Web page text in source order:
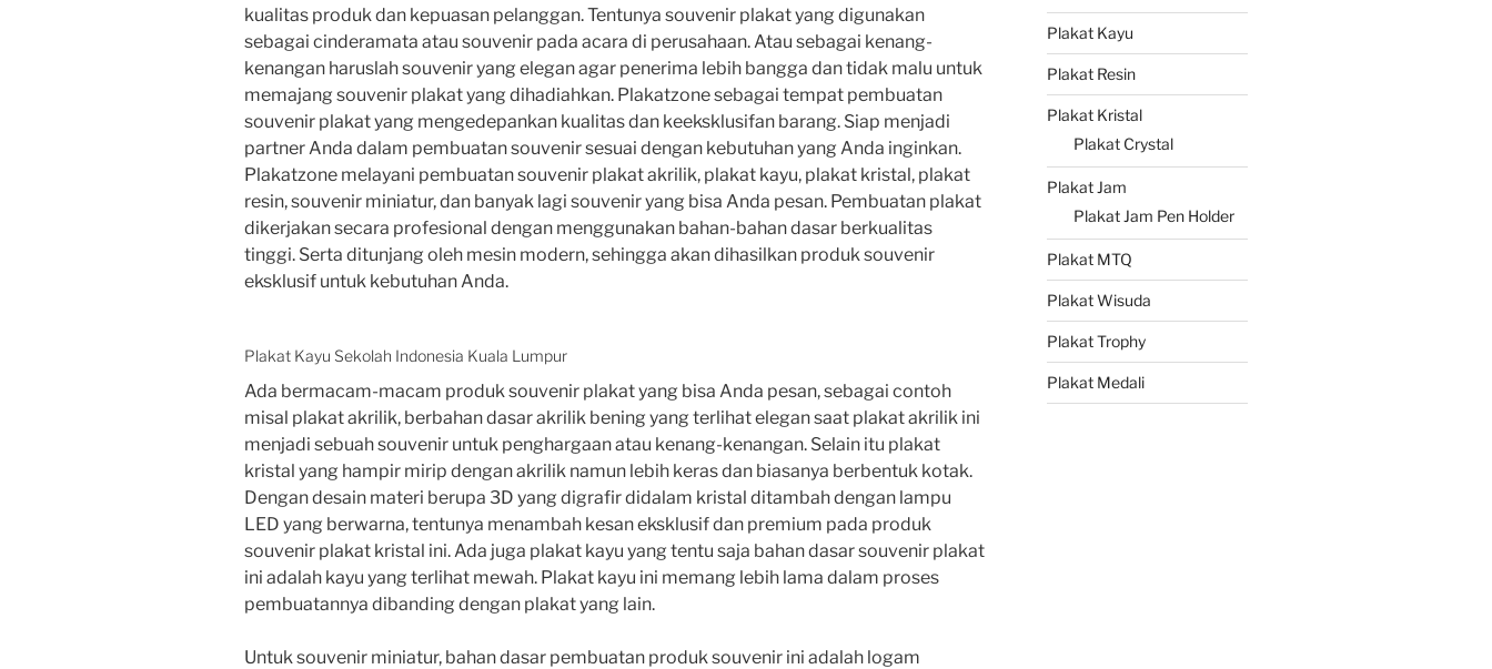
kualitas produk dan kepuasan pelanggan. Tentunya souvenir plakat yang digunakan
sebagai cinderamata atau souvenir pada acara di perusahaan. Atau sebagai kenang-
kenangan haruslah souvenir yang elegan agar penerima lebih bangga dan tidak malu untuk
memajang souvenir plakat yang dihadiahkan. Plakatzone sebagai tempat pembuatan
souvenir plakat yang mengedepankan kualitas dan keeksklusifan barang. Siap menjadi
partner Anda dalam pembuatan souvenir sesuai dengan kebutuhan yang Anda inginkan.
Plakatzone melayani pembuatan souvenir plakat akrilik, plakat kayu, plakat kristal, plakat
resin, souvenir miniatur, dan banyak lagi souvenir yang bisa Anda pesan. Pembuatan plakat
dikerjakan secara profesional dengan menggunakan bahan-bahan dasar berkualitas
tinggi. Serta ditunjang oleh mesin modern, sehingga akan dihasilkan produk souvenir
eksklusif untuk kebutuhan Anda.
Plakat Kayu Sekolah Indonesia Kuala Lumpur
Ada bermacam-macam produk souvenir plakat yang bisa Anda pesan, sebagai contoh
misal plakat akrilik, berbahan dasar akrilik bening yang terlihat elegan saat plakat akrilik ini
menjadi sebuah souvenir untuk penghargaan atau kenang-kenangan. Selain itu plakat
kristal yang hampir mirip dengan akrilik namun lebih keras dan biasanya berbentuk kotak.
Dengan desain materi berupa 3D yang digrafir didalam kristal ditambah dengan lampu
LED yang berwarna, tentunya menambah kesan eksklusif dan premium pada produk
souvenir plakat kristal ini. Ada juga plakat kayu yang tentu saja bahan dasar souvenir plakat
ini adalah kayu yang terlihat mewah. Plakat kayu ini memang lebih lama dalam proses
pembuatannya dibanding dengan plakat yang lain.
Untuk souvenir miniatur, bahan dasar pembuatan produk souvenir ini adalah logam
Plakat Kayu
Plakat Resin
Plakat Kristal
Plakat Crystal
Plakat Jam
Plakat Jam Pen Holder
Plakat MTQ
Plakat Wisuda
Plakat Trophy
Plakat Medali